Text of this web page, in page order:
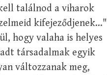
találnod a viharok
kifejeződjenek..."
hogy valaha is helyes
társadalmak egyik
változzanak meg,